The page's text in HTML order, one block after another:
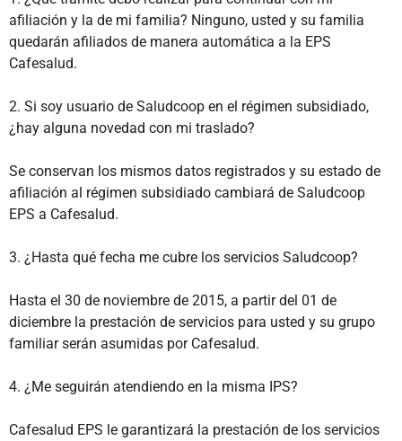
afiliación y la de mi familia? Ninguno, usted y su familia
quedarán afiliados de manera automática a la EPS
Cafesalud.
2. Si soy usuario de Saludcoop en el régimen subsidiado,
¿hay alguna novedad con mi traslado?
Se conservan los mismos datos registrados y su estado de
afiliación al régimen subsidiado cambiará de Saludcoop
EPS a Cafesalud.
3. ¿Hasta qué fecha me cubre los servicios Saludcoop?
Hasta el 30 de noviembre de 2015, a partir del 01 de
diciembre la prestación de servicios para usted y su grupo
familiar serán asumidas por Cafesalud.
4. ¿Me seguirán atendiendo en la misma IPS?
Cafesalud EPS le garantizará la prestación de los servicios